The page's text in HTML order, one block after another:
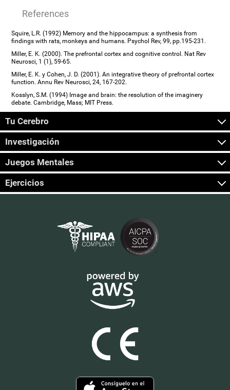
References
Squire, L.R. (1992) Memory and the hippocampus: a synthesis from
findings with rats, monkeys and humans. Psychol Rev, 99, pp.195-231.
Miller, E. K. (2000). The prefrontal cortex and cognitive control. Nat Rev
Neurosci, 1 (1), 59-65.
Miller, E. K. y Cohen, J. D. (2001). An integrative theory of prefrontal cortex
function. Annu Rev Neurosci, 24, 167-202.
Kosslyn, S.M. (1994) Image and brain: the resolution of the imaginery
debate. Cambridge, Mass; MIT Press.
Tu Cerebro
Investigación
Juegos Mentales
Ejercicios